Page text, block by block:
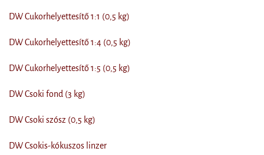
DW Cukorhelyettesítő 1:1 (0,5 kg)
DW Cukorhelyettesítő 1:4 (0,5 kg)
DW Cukorhelyettesítő 1:5 (0,5 kg)
DW Csoki fond (3 kg)
DW Csoki szósz (0,5 kg)
DW Csokis-kókuszos linzer